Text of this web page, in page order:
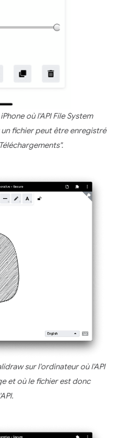
où l'API File System
fichier peut être enregistré
sur l'ordinateur où l'API
et où le fichier est donc